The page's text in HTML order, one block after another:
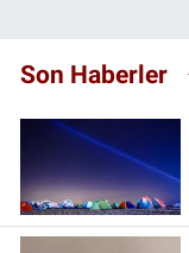
Son Haberler